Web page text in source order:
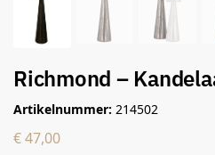
Richmond –
Artikelnummer: 214502
€47,00